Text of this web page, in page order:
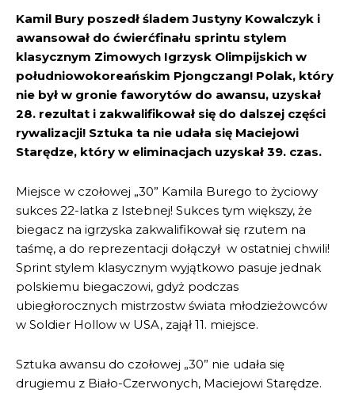
Kamil Bury poszedł śladem Justyny Kowalczyk i
awansował do ćwierćfinału sprintu stylem
klasycznym Zimowych Igrzysk Olimpijskich w
południowokoreańskim Pjongczang! Polak, który
nie był w gronie faworytów do awansu, uzyskał
28. rezultat i zakwalifikował się do dalszej części
rywalizacji! Sztuka ta nie udała się Maciejowi
Starędze, który w eliminacjach uzyskał 39. czas.
Miejsce w czołowej „30” Kamila Burego to życiowy
sukces 22-latka z Istebnej! Sukces tym większy, że
biegacz na igrzyska zakwalifikował się rzutem na
taśmę, a do reprezentacji dołączył w ostatniej chwili!
Sprint stylem klasycznym wyjątkowo pasuje jednak
polskiemu biegaczowi, gdyż podczas
ubiegłorocznych mistrzostw świata młodzieżowców
w Soldier Hollow w USA, zajął 11. miejsce.
Sztuka awansu do czołowej „30” nie udała się
drugiemu z Biało-Czerwonych, Maciejowi Starędze.